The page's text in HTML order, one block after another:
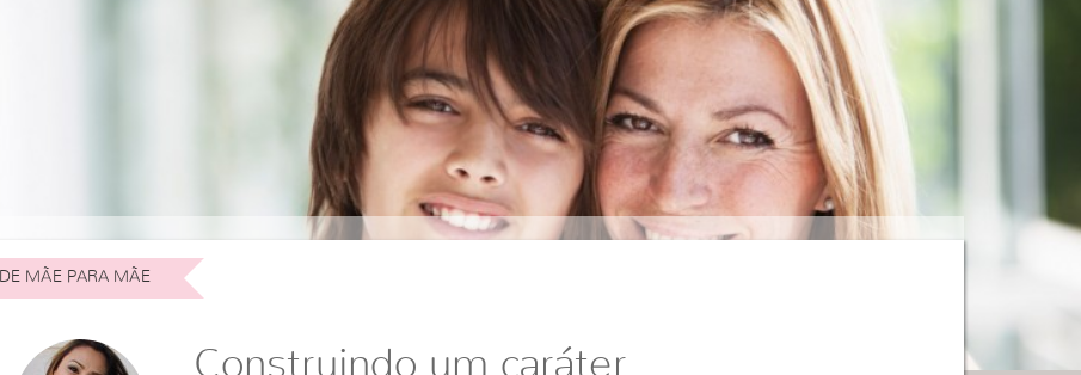
DE MÃE PARA MÃE
Construindo um caráter